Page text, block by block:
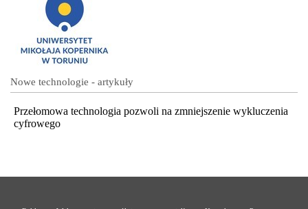
Nowe technologie - artykuły
Przełomowa technologia pozwoli na zmniejszenie wykluczenia
cyfrowego